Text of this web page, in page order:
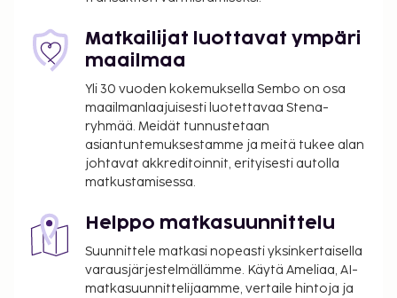
yleisissä tiloissa. CABINN City Hotel tarjoaa
asiakkailleen välipalabaarin/delin. Baarissa voit
buffetaamiainen on saatavilla viikonloppuisin klo
7.30–10.30. LOCALIZE
Maksu buffetaamiaisesta: noin 125 DKK aikuisille
ja 125 DKK lapsille
Omatoiminen pysäköinti: 245 DKK per yö
Yllä oleva luettelo ei ehkä kata kaikkea. Maksut ja
takuumaksut eivät välttämättä sisällä veroja, ja ne
saattavat muuttua.
Matkailijat luottavat ympäri
maailmaa
Yli 30 vuoden kokemuksella Sembo on osa
maailmanlaajuisesti luotettavaa Stena-
ryhmää. Meidät tunnustetaan
asiantuntemuksestamme ja meitä tukee alan
johtavat akkreditoinnit, erityisesti autolla
matkustamisessa.
Helppo matkasuunnittelu
Suunnittele matkasi nopeasti yksinkertaisella
varausjärjestelmällämme. Käytä Ameliaa, AI-
matkasuunnittelijaamme, vertaile hintoja ja